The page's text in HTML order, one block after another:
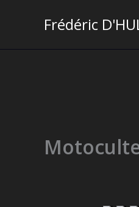
Frédéric